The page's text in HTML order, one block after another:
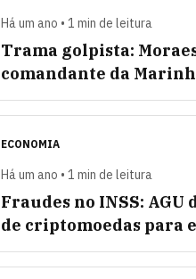
Há um ano • 1 min de leitura
Trama golpista:
comandante da
ECONOMIA
Há um ano • 1 min de leitura
Fraudes no INSS:
de criptomoedas para